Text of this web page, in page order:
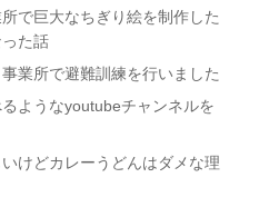
で巨大なちぎり絵を制作した
た話
業所で避難訓練を行いました
ようなyoutubeチャンネルを
けどカレーうどんはダメな理